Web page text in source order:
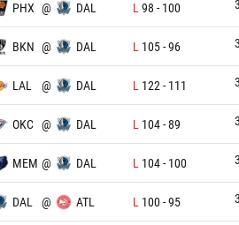
PHX @ DAL L 98 - 100
BKN @ DAL L 105-96
LAL @ DAL L 122 - 111
OKC @ DAL L 104-89
MEM @ DAL L 104- 100
DAL @ ATL L 100-95